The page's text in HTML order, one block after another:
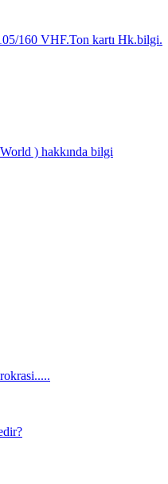
160 VHF.Ton kartı Hk.bilgi.
) hakkında bilgi